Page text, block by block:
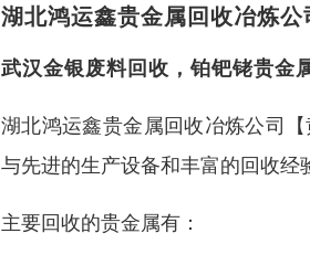
湖北鸿运鑫贵金属回收冶炼公
武汉金银废料回收，铂钯铑贵金
湖北鸿运鑫贵金属回收冶炼公司
与先进的生产设备和丰富的回收经
主要回收的贵金属有：